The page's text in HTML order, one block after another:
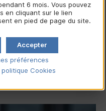
Nationale
générale 2026 de
Mutuel...
6 mois. Vous pouvez
en cliquant sur le lien
en pied de page du site.
Accepter
préférences
Cookies